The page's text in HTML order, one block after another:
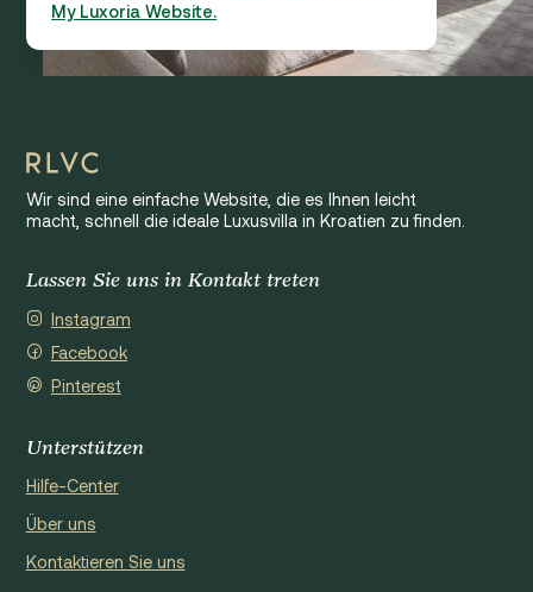
My Luxoria Website.
Wir sind eine einfache Website, die es Ihnen leicht
macht, schnell die ideale Luxusvilla in Kroatien zu finden.
Lassen Sie uns in Kontakt treten
Instagram
Facebook
Pinterest
Unterstützen
Hilfe-Center
Über uns
Kontaktieren Sie uns